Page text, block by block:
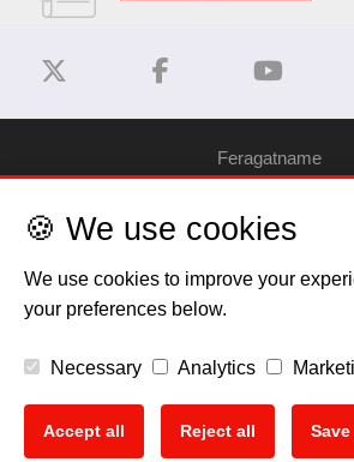
Feragatname
Gizlilik Politikası
Çerez Bilgilendirme
EU Data Act
🍪 We use cookies
We use cookies to improve your
your preferences below.
Necessary Analytics
Accept all Reject all